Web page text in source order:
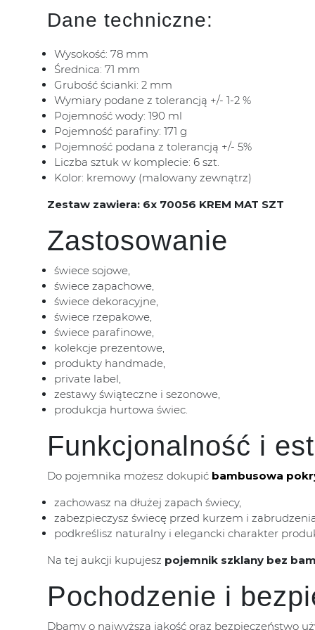
Dane techniczne:
Wysokość: 78 mm
Średnica: 71 mm
Grubość ścianki: 2 mm
Wymiary podane z tolerancją +/- 1-2 %
Pojemność wody: 190 ml
Pojemność parafiny: 171 g
Pojemność podana z tolerancją +/- 5%
Liczba sztuk w komplecie: 6 szt.
Kolor: kremowy (malowany zewnątrz)
Zestaw zawiera: 6x 70056 KREM MAT SZT
Zastosowanie
świece sojowe,
świece zapachowe,
świece dekoracyjne,
świece rzepakowe,
świece parafinowe,
kolekcje prezentowe,
produkty handmade,
private label,
zestawy świąteczne i sezonowe,
produkcja hurtowa świec.
Funkcjonalność i
Do pojemnika możesz dokupić bambusowa
zachowasz na dłużej zapach świecy,
zabezpieczysz świecę przed kurzem i
podkreślisz naturalny i elegancki charakter
Na tej aukcji kupujesz pojemnik szklany bez
Pochodzenie i
Dbamy o najwyższą jakość oraz bezpieczeństwo